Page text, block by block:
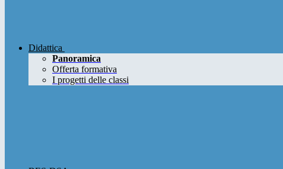
Didattica
Panoramica
Offerta formativa
I progetti delle classi